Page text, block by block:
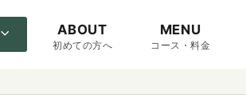
ABOUT
初めての方へ
MENU
コース・料金